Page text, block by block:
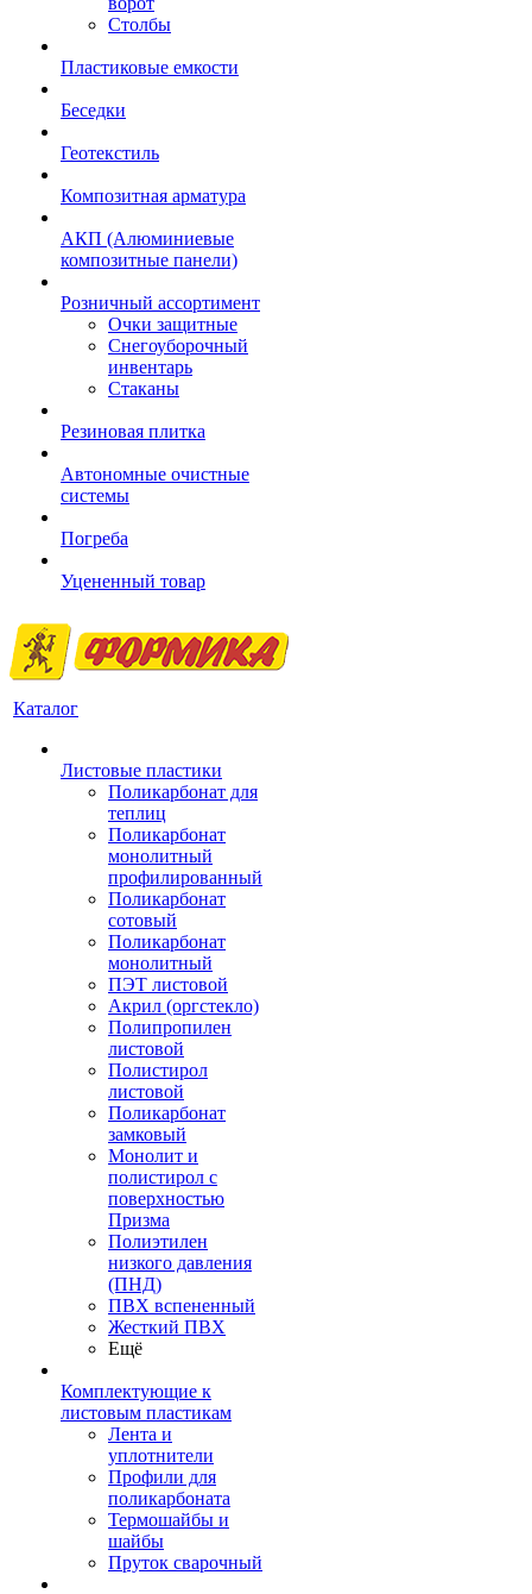
Столбы
Пластиковые емкости
Беседки
Геотекстиль
Композитная арматура
АКП (Алюминиевые
композитные панели)
Розничный ассортимент
Очки защитные
Снегоуборочный
инвентарь
Стаканы
Резиновая плитка
Автономные очистные
системы
Погреба
Уцененный товар
Каталог
Листовые пластики
Поликарбонат для
теплиц
Поликарбонат
монолитный
профилированный
Поликарбонат
сотовый
Поликарбонат
монолитный
ПЭТ листовой
Акрил (оргстекло)
Полипропилен
листовой
Полистирол
листовой
Поликарбонат
замковый
Монолит и
полистирол с
поверхностью
Призма
Полиэтилен
низкого давления
(ПНД)
ПВХ вспененный
Жесткий ПВХ
Ещё
Комплектующие к
листовым пластикам
Лента и
уплотнители
Профили для
поликарбоната
Термошайбы и
шайбы
Пруток сварочный